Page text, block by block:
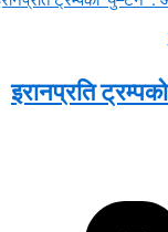
इरानप्रति